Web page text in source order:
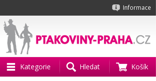
Informace
Kategorie Hledat Košík